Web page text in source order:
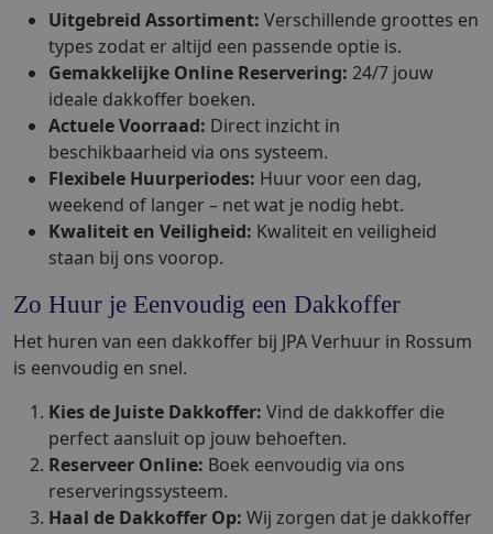
Uitgebreid Assortiment: Verschillende groottes en
types zodat er altijd een passende optie is.
Gemakkelijke Online Reservering: 24/7 jouw
ideale dakkoffer boeken.
Actuele Voorraad: Direct inzicht in
beschikbaarheid via ons systeem.
Flexibele Huurperiodes: Huur voor een dag,
weekend of langer – net wat je nodig hebt.
Kwaliteit en Veiligheid: Kwaliteit en veiligheid
staan bij ons voorop.
Zo Huur je Eenvoudig een Dakkoffer
Het huren van een dakkoffer bij JPA Verhuur in Rossum
is eenvoudig en snel.
Kies de Juiste Dakkoffer: Vind de dakkoffer die
perfect aansluit op jouw behoeften.
Reserveer Online: Boek eenvoudig via ons
reserveringssysteem.
Haal de Dakkoffer Op: Wij zorgen dat je dakkoffer